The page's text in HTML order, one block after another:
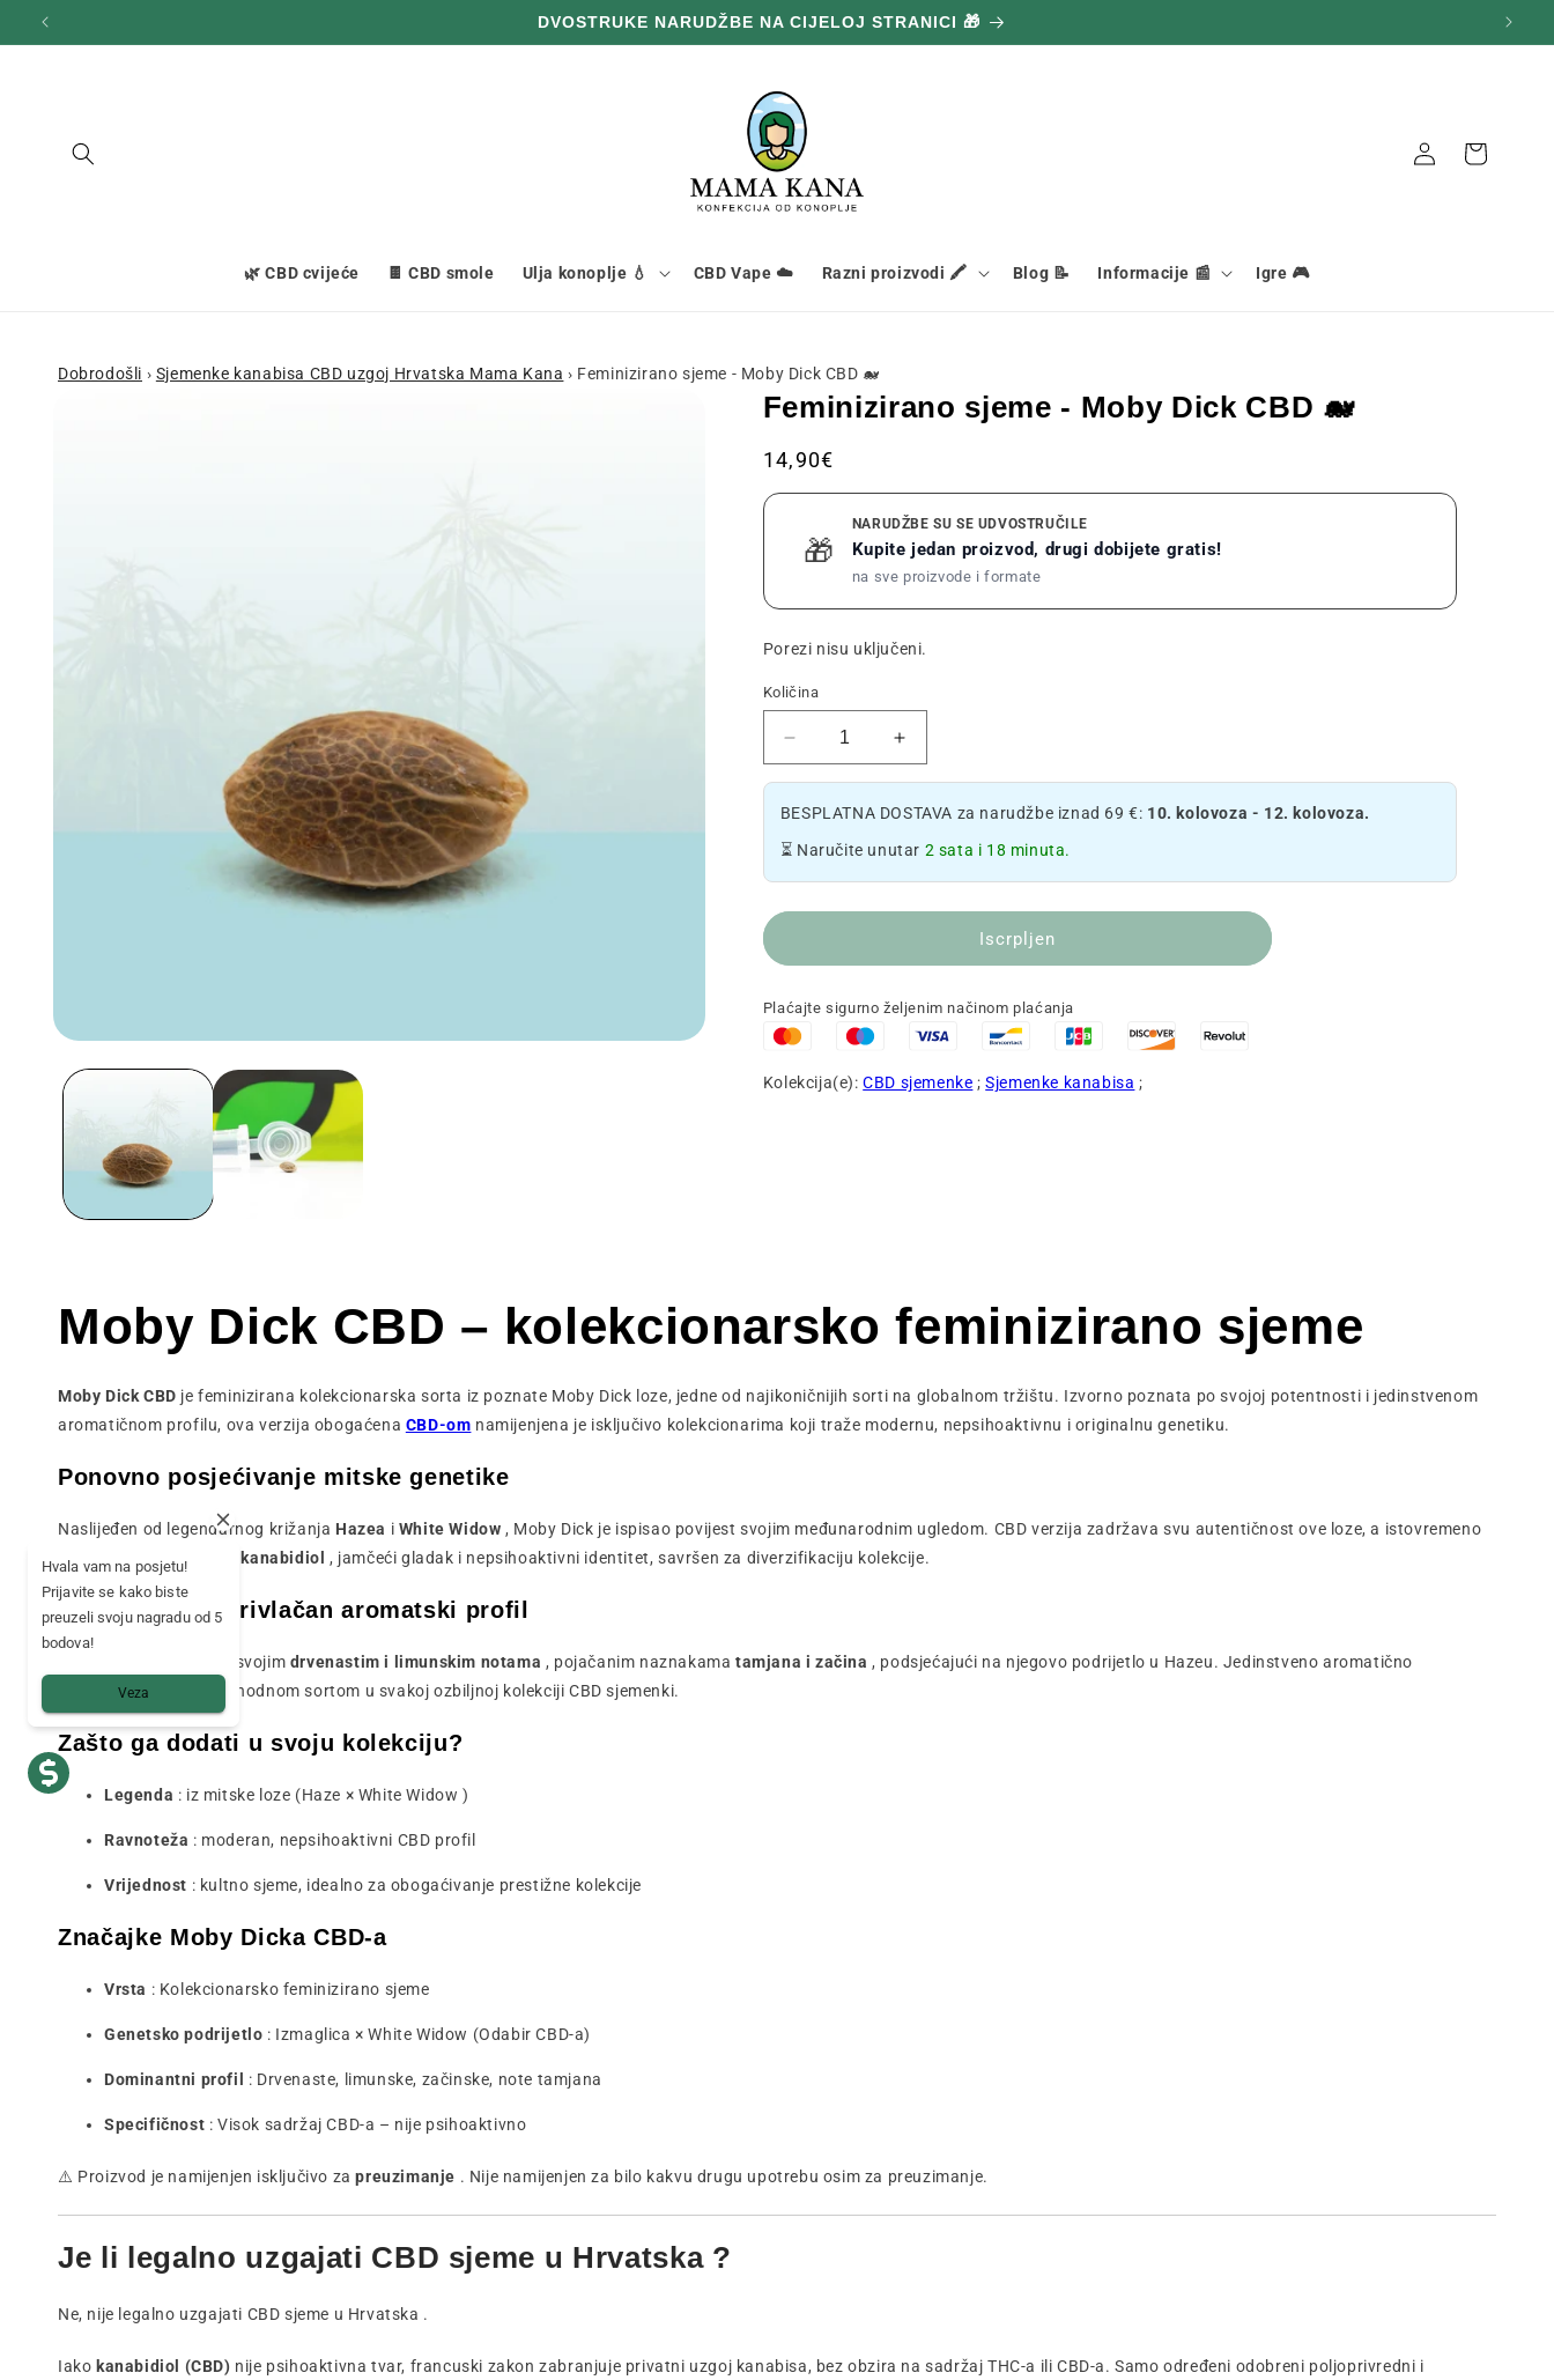
na
sadržaj
DVOSTRUKE NARUDŽBE NA CIJELOJ STRANICI 🎁
🌿 CBD cvijeće 🍫 CBD smole Ulja konoplje 💧 CBD Vape ☁️ Razni proizvodi 🖍️ Blog 📝 Informacije 📰 Igre 🎮
Veza Košara
Dobrodošli › Sjemenke kanabisa CBD uzgoj Hrvatska Mama Kana › Feminizirano sjeme - Moby Dick CBD 🐋
Prijeđi na
medija
Feminizirano sjeme - Moby Dick CBD 🐋
Redovna
cijena
14,90€
🎁
NARUDŽBE SU SE UDVOSTRUČILE
Kupite jedan proizvod, drugi dobijete gratis!
na sve proizvode i formate
Porezi nisu uključeni.
Količina
Smanjite
količinu
sjemenki
-
CBD
Povećajte
količinu
sjemenki
-
CBD
BESPLATNA DOSTAVA za narudžbe iznad 69 €: 10. kolovoza - 12. kolovoza.
⏳ Naručite unutar 2 sata i 18 minuta.
Iscrpljen
Plaćajte sigurno željenim načinom plaćanja
Kolekcija(e):CBD sjemenke ;Sjemenke kanabisa ;
Moby Dick CBD – kolekcionarsko feminizirano sjeme
Moby Dick CBD je feminizirana kolekcionarska sorta iz poznate Moby Dick loze, jedne od najikoničnijih sorti na globalnom tržištu. Izvorno poznata po svojoj potentnosti i jedinstvenom
aromatičnom profilu, ova verzija obogaćena CBD-om namijenjena je isključivo kolekcionarima koji traže modernu, nepsihoaktivnu i originalnu genetiku.
Ponovno posjećivanje mitske genetike
Naslijeđen od legendarnog križanja Hazea i White Widow , Moby Dick je ispisao povijest svojim međunarodnim ugledom. CBD verzija zadržava svu autentičnost ove loze, a istovremeno
nudi profil usmjeren na kanabidiol , jamčeći gladak i nepsihoaktivni identitet, savršen za diverzifikaciju kolekcije.
Kompleksan i privlačan aromatski profil
Moby Dick CBD zavodi svojim drvenastim i limunskim notama , pojačanim naznakamatamjana i začina , podsjećajući na njegovo podrijetlo u Hazeu. Jedinstveno aromatično
bogatstvo čini ga neophodnom sortom u svakoj ozbiljnoj kolekciji CBD sjemenki.
Zašto ga dodati u svoju kolekciju?
Legenda : iz mitske loze (Haze × White Widow )
Ravnoteža : moderan, nepsihoaktivni CBD profil
Vrijednost : kultno sjeme, idealno za obogaćivanje prestižne kolekcije
Značajke Moby Dicka CBD-a
Vrsta : Kolekcionarsko feminizirano sjeme
Genetsko podrijetlo : Izmaglica × White Widow (Odabir CBD-a)
Dominantni profil : Drvenaste, limunske, začinske, note tamjana
Specifičnost : Visok sadržaj CBD-a – nije psihoaktivno
⚠️ Proizvod je namijenjen isključivo zapreuzimanje . Nije namijenjen za bilo kakvu drugu upotrebu osim za preuzimanje.
Je li legalno uzgajati CBD sjeme u Hrvatska ?
Ne, nije legalno uzgajati CBD sjeme u Hrvatska .
Iako kanabidiol (CBD) nije psihoaktivna tvar, francuski zakon zabranjuje privatni uzgoj kanabisa, bez obzira na sadržaj THC-a ili CBD-a. Samo određeni odobreni poljoprivredni i
Hvala vam na posjetu!
Prijavite se kako biste
preuzeli svoju nagradu od 5
bodova!
Veza